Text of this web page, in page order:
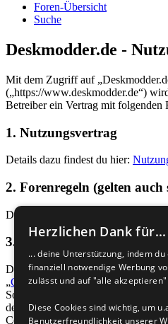
Foren-Übersicht
Suche
Deskmodder.de -
Mit dem Zugriff auf
(„https://www.deskmodder.de“)
Betreiber ein Vertrag mit folgenden
1. Nutzungsvertrag
Details dazu findest du hier:
2. Forenregeln (gelten
Details dazu findest du hier:
3. General Public License
Du nimmst zur Kenntnis, dass es
„GNU General Public License v2“
Software von phpBB Limited (
deutschsprachige Informationen
Community unterwww.phpbb.de
Herzlichen Dank für...
... deine Unterstützung, indem du
finanziell notwendige Werbung
zulässt und auf "alle
Diese Cookies sind wichtig, um
Benutzerfreundlichkeit unserer